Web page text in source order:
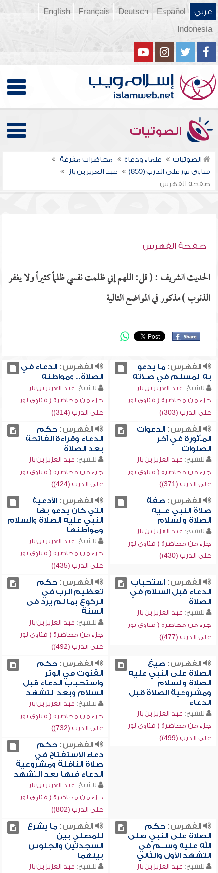
عربي Español
Deutsch
Français
English
Indonesia
الصوتيات
الصوتيات علماء ودعاة
محاضرات مفرغة
فتاوى نور على الدرب (859)
عبد العزيز بن باز
صفحة الفهرس
صفحة الفهرس
الحديث الشريف : ( قل: اللهم إني ظلمت نفسي ظلماً كثيراً ولا يغفر
الذنوب ) مذكور في المواضع التالية
الفهرس:ما يدعو
به المسلم في صلاته
للشيخ: عبد العزيز بن باز
جزء من محاضرة ( فتاوى نور
على الدرب (303))
الفهرس:الدعاء في
الصلاة.. ومواطنه
للشيخ: عبد العزيز بن باز
جزء من محاضرة ( فتاوى نور
على الدرب (314))
الفهرس:الدعوات
المأثورة في آخر
الصلوات
للشيخ: عبد العزيز بن باز
جزء من محاضرة ( فتاوى نور
على الدرب (371))
الفهرس:حكم
الدعاء وقراءة الفاتحة
بعد الصلاة
للشيخ: عبد العزيز بن باز
جزء من محاضرة ( فتاوى نور
على الدرب (424))
الفهرس: صفة
صلاة النبي عليه
الصلاة والسلام
للشيخ: عبد العزيز بن باز
جزء من محاضرة ( فتاوى نور
على الدرب (430))
الفهرس:الأدعية
التي كان يدعو بها
النبي عليه الصلاة والسلام
ومواطنها
للشيخ: عبد العزيز بن باز
جزء من محاضرة ( فتاوى نور
على الدرب (435))
الفهرس:استحباب
الدعاء قبل السلام في
الصلاة
للشيخ: عبد العزيز بن باز
جزء من محاضرة ( فتاوى نور
على الدرب (477))
الفهرس:حكم
تعظيم الرب في
الركوع بما لم يرد في
السنة
للشيخ: عبد العزيز بن باز
جزء من محاضرة ( فتاوى نور
على الدرب (492))
الفهرس: صيغ
الصلاة على النبي عليه
الصلاة والسلام
ومشروعية الصلاة قبل
الدعاء
للشيخ: عبد العزيز بن باز
جزء من محاضرة ( فتاوى نور
على الدرب (499))
الفهرس:حكم
القنوت في الوتر
واستحباب الدعاء قبل
السلام وبعد التشهد
للشيخ: عبد العزيز بن باز
جزء من محاضرة ( فتاوى نور
على الدرب (732))
الفهرس:حكم
دعاء الاستفتاح في
صلاة النافلة ومشروعية
الدعاء فيها بعد التشهد
للشيخ: عبد العزيز بن باز
جزء من محاضرة ( فتاوى نور
على الدرب (802))
الفهرس:حكم
الصلاة على النبي صلى
الله عليه وسلم في
التشهد الأول والثاني
للشيخ: عبد العزيز بن باز
الفهرس:ما يشرع
للمصلي بين
السجدتين والجلوس
بينهما
للشيخ: عبد العزيز بن باز